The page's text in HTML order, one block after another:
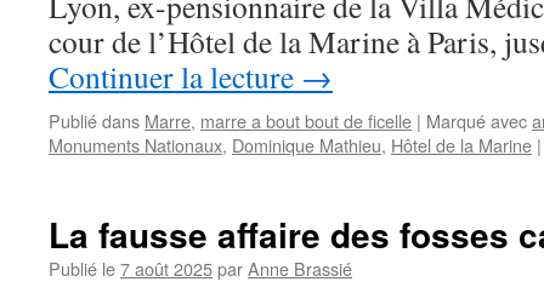
cour de l’Hôtel de la Marine à Paris,
Continuer la lecture →
Publié dans Marre, marre a bout bout de ficelle | Marqué avec
Monuments Nationaux, Dominique Mathieu, Hôtel de la Marine |
La fausse affaire des fosses
Publié le7 août 2025parAnne Brassié